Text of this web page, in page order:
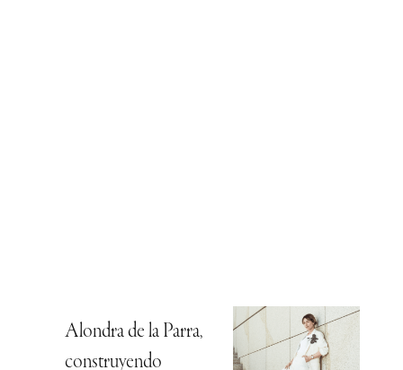
Alondra de la Parra,
construyendo